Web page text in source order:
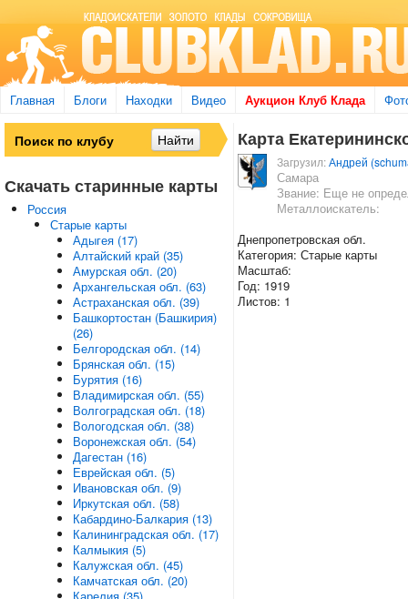
Главная Блоги Находки Видео Аукцион Клуб Клада
Карта
Загрузил:Андрей
Самара
Звание: Еще не
Металлоискатель:
Днепропетровская обл.
Категория: Старые карты
Масштаб:
Год: 1919
Листов: 1
Скачать старинные карты
Россия
Старые карты
Адыгея (17)
Алтайский край (35)
Амурская обл. (20)
Архангельская обл. (63)
Астраханская обл. (39)
Башкортостан (Башкирия)
(26)
Белгородская обл. (14)
Брянская обл. (15)
Бурятия (16)
Владимирская обл. (55)
Волгоградская обл. (18)
Вологодская обл. (38)
Воронежская обл. (54)
Дагестан (16)
Еврейская обл. (5)
Ивановская обл. (9)
Иркутская обл. (58)
Кабардино-Балкария (13)
Калининградская обл. (17)
Калмыкия (5)
Калужская обл. (45)
Камчатская обл. (20)